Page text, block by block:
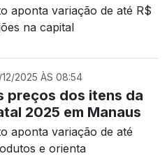
aponta variação de até R$
na capital
12/2025 ÀS 08:54
preços dos itens da
2025 em Manaus
aponta variação de até
e orienta